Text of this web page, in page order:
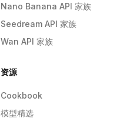
Nano Banana API 家族
Seedream API 家族
Wan API 家族
资源
Cookbook
模型精选